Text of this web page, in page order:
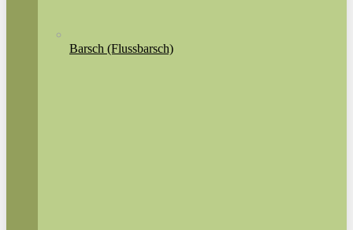
Barsch (Flussbarsch)